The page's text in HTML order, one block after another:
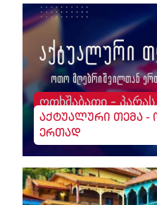
ოთხშაბათი -
აქტუალური თემა
ერთად